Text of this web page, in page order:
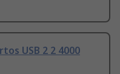
USB 2 2 4000